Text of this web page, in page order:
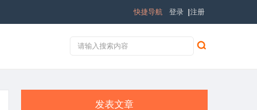
登录 注册
快捷导航
发表文章